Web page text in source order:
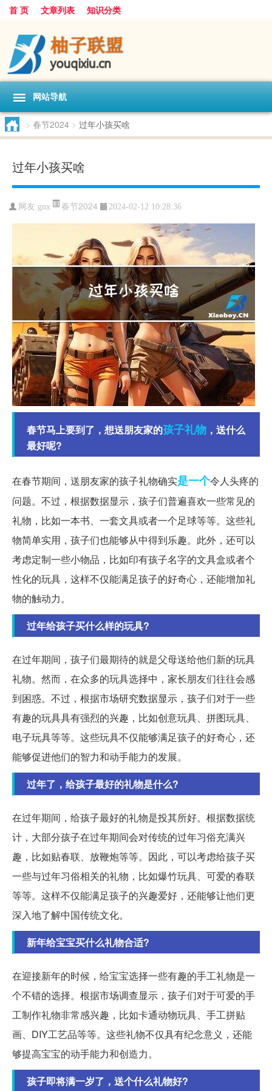
首 页 文章列表 知识分类
网站导航
> 春节2024 > 过年小孩买啥
过年小孩买啥
网友:gnx 春节2024 2024-02-12 10:28:36
春节马上要到了，想送朋友家的孩子礼物 ，送什么
最好呢?
在春节期间，送朋友家的孩子礼物确实是一个令人头疼的
问题。不过，根据数据显示，孩子们普遍喜欢一些常见的
礼物，比如一本书、一套文具或者一个足球等等。这些礼
物简单实用，孩子们也能够从中得到乐趣。此外，还可以
考虑定制一些小物品，比如印有孩子名字的文具盒或者个
性化的玩具，这样不仅能满足孩子的好奇心，还能增加礼
物的触动力。
过年给孩子买什么样的玩具?
在过年期间，孩子们最期待的就是父母送给他们新的玩具
礼物。然而，在众多的玩具选择中，家长朋友们往往会感
到困惑。不过，根据市场研究数据显示，孩子们对于一些
有趣的玩具具有强烈的兴趣，比如创意玩具、拼图玩具、
电子玩具等等。这些玩具不仅能够满足孩子的好奇心，还
能够促进他们的智力和动手能力的发展。
过年了，给孩子最好的礼物是什么?
在过年期间，给孩子最好的礼物是投其所好。根据数据统
计，大部分孩子在过年期间会对传统的过年习俗充满兴
趣，比如贴春联、放鞭炮等等。因此，可以考虑给孩子买
一些与过年习俗相关的礼物，比如爆竹玩具、可爱的春联
等等。这样不仅能满足孩子的兴趣爱好，还能够让他们更
深入地了解中国传统文化。
新年给宝宝买什么礼物合适?
在迎接新年的时候，给宝宝选择一些有趣的手工礼物是一
个不错的选择。根据市场调查显示，孩子们对于可爱的手
工制作礼物非常感兴趣，比如卡通动物玩具、手工拼贴
画、DIY工艺品等等。这些礼物不仅具有纪念意义，还能
够提高宝宝的动手能力和创造力。
孩子即将满一岁了，送个什么礼物好?